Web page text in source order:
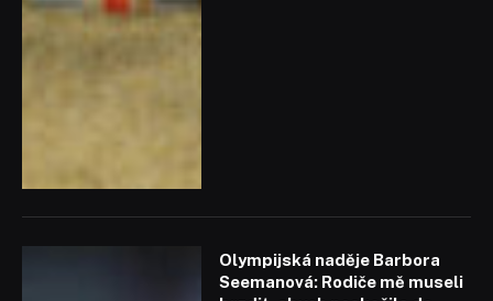
Olympijská naděje Barbora
Seemanová: Rodiče mě museli